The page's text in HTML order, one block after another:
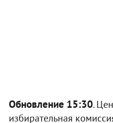
Обновление 15:30.
избирательная